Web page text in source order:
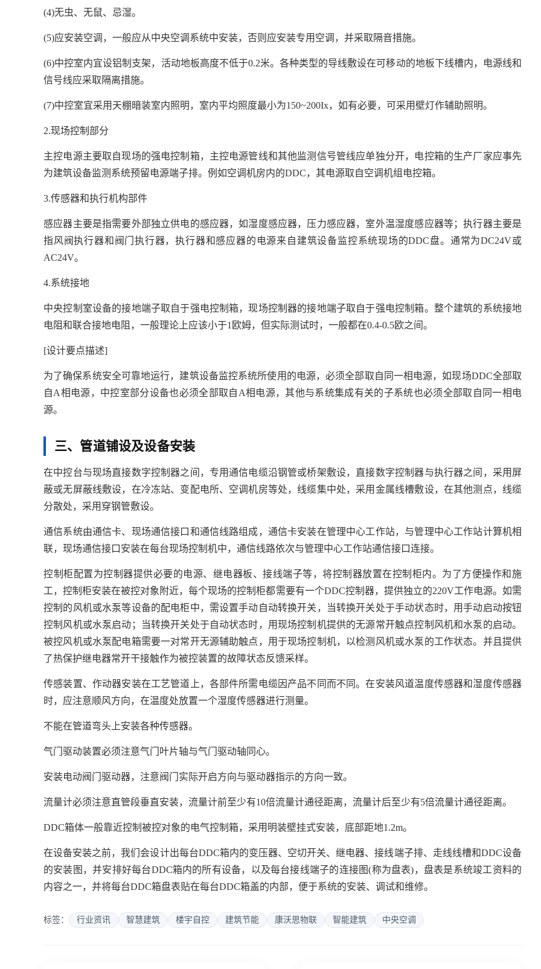
(4)无虫、无鼠、忌湿。
(5)应安装空调，一般应从中央空调系统中安装，否则应安装专用空调，并采取隔音措施。
(6)中控室内宜设铝制支架，活动地板高度不低于0.2米。各种类型的导线敷设在可移动的地板下线槽内，电源线和
信号线应采取隔离措施。
(7)中控室宜采用天棚暗装室内照明，室内平均照度最小为150~200Ix，如有必要，可采用壁灯作辅助照明。
2.现场控制部分
主控电源主要取自现场的强电控制箱，主控电源管线和其他监测信号管线应单独分开，电控箱的生产厂家应事先
为建筑设备监测系统预留电源端子排。例如空调机房内的DDC，其电源取自空调机组电控箱。
3.传感器和执行机构部件
感应器主要是指需要外部独立供电的感应器，如湿度感应器，压力感应器，室外温湿度感应器等；执行器主要是
指风阀执行器和阀门执行器，执行器和感应器的电源来自建筑设备监控系统现场的DDC盘。通常为DC24V或
AC24V。
4.系统接地
中央控制室设备的接地端子取自于强电控制箱，现场控制器的接地端子取自于强电控制箱。整个建筑的系统接地
电阻和联合接地电阻，一般理论上应该小于1欧姆，但实际测试时，一般都在0.4-0.5欧之间。
[设计要点描述]
为了确保系统安全可靠地运行，建筑设备监控系统所使用的电源，必须全部取自同一相电源，如现场DDC全部取
自A相电源，中控室部分设备也必须全部取自A相电源，其他与系统集成有关的子系统也必须全部取自同一相电
源。
三、管道铺设及设备安装
在中控台与现场直接数字控制器之间，专用通信电缆沿钢管或桥架敷设，直接数字控制器与执行器之间，采用屏
蔽或无屏蔽线敷设，在冷冻站、变配电所、空调机房等处，线缆集中处，采用金属线槽敷设，在其他测点，线缆
分散处，采用穿钢管敷设。
通信系统由通信卡、现场通信接口和通信线路组成，通信卡安装在管理中心工作站，与管理中心工作站计算机相
联，现场通信接口安装在每台现场控制机中，通信线路依次与管理中心工作站通信接口连接。
控制柜配置为控制器提供必要的电源、继电器板、接线端子等，将控制器放置在控制柜内。为了方便操作和施
工，控制柜安装在被控对象附近，每个现场的控制柜都需要有一个DDC控制器，提供独立的220V工作电源。如需
控制的风机或水泵等设备的配电柜中，需设置手动自动转换开关，当转换开关处于手动状态时，用手动启动按钮
控制风机或水泵启动；当转换开关处于自动状态时，用现场控制机提供的无源常开触点控制风机和水泵的启动。
被控风机或水泵配电箱需要一对常开无源辅助触点，用于现场控制机，以检测风机或水泵的工作状态。并且提供
了热保护继电器常开干接触作为被控装置的故障状态反馈采样。
传感装置、作动器安装在工艺管道上，各部件所需电缆因产品不同而不同。在安装风道温度传感器和湿度传感器
时，应注意顺风方向，在温度处放置一个湿度传感器进行测量。
不能在管道弯头上安装各种传感器。
气门驱动装置必须注意气门叶片轴与气门驱动轴同心。
安装电动阀门驱动器，注意阀门实际开启方向与驱动器指示的方向一致。
流量计必须注意直管段垂直安装，流量计前至少有10倍流量计通径距离，流量计后至少有5倍流量计通径距离。
DDC箱体一般靠近控制被控对象的电气控制箱，采用明装壁挂式安装，底部距地1.2m。
在设备安装之前，我们会设计出每台DDC箱内的变压器、空切开关、继电器、接线端子排、走线线槽和DDC设备
的安装图，并安排好每台DDC箱内的所有设备，以及每台接线端子的连接图(称为盘表)，盘表是系统竣工资料的
内容之一，并将每台DDC箱盘表贴在每台DDC箱盖的内部，便于系统的安装、调试和维修。
标签： 行业资讯 智慧建筑 楼宇自控 建筑节能 康沃思物联 智能建筑 中央空调